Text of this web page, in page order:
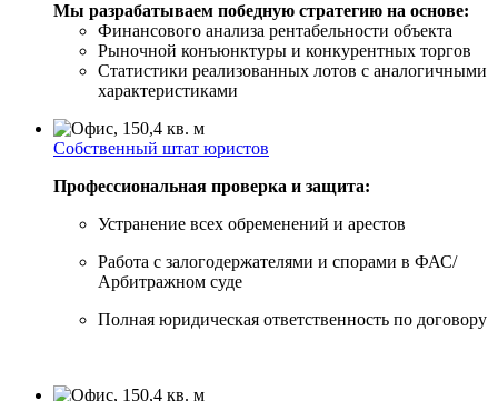
Мы разрабатываем победную стратегию на основе:
Финансового анализа рентабельности объекта
Рыночной конъюнктуры и конкурентных торгов
Статистики реализованных лотов с аналогичными
характеристиками
Собственный штат юристов
Профессиональная проверка и защита:
Устранение всех обременений и арестов
Работа с залогодержателями и спорами в ФАС/
Арбитражном суде
Полная юридическая ответственность по договору